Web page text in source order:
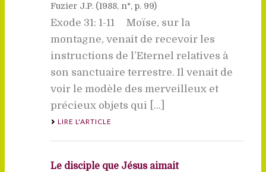
Fuzier J.P. (1988, n°, p. 99)
Exode 31: 1-11 Moïse, sur la
montagne, venait de recevoir les
instructions de l’Eternel relatives à
son sanctuaire terrestre. Il venait de
voir le modèle des merveilleux et
précieux objets qui [...]
LIRE L'ARTICLE
Le disciple que Jésus aimait